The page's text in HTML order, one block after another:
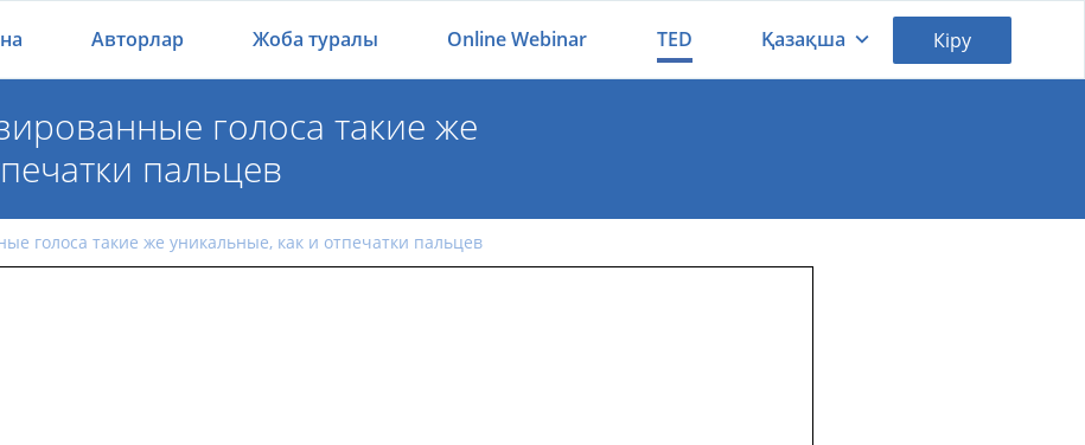
Авторлар Жоба туралы Online Webinar TED Қазақша Кіру
голоса такие же
пальцев
голоса такие же уникальные, как и отпечатки пальцев
голоса такие же уникальные, как и отпечатки пальцев